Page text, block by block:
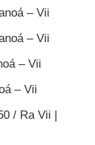
– Vii
– Vii
– Vii
– Vii
/ Ra Vii |